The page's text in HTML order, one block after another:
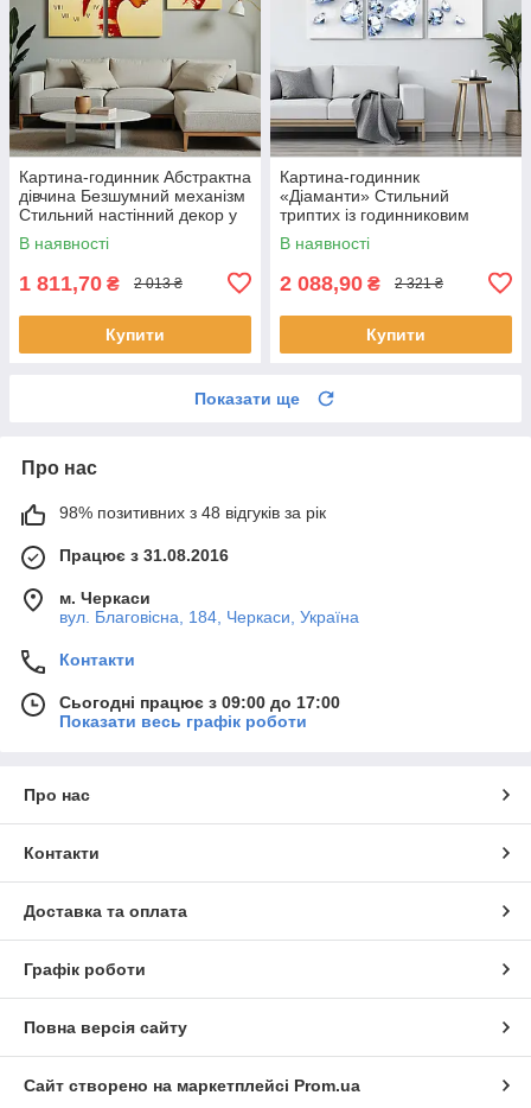
Картина-годинник Абстрактна
дівчина Безшумний механізм
Стильний настінний декор у
сучасному інтер’єрі
В наявності
1 811,70 ₴ 2 013 ₴
Купити
Картина-годинник
«Діаманти» Cтильний
триптих із годинниковим
механізмом Cучасний
настінний декор у світлих
В наявності
2 088,90 ₴ 2 321 ₴
Купити
Показати ще
Про нас
98% позитивних з 48 відгуків за рік
Працює з 31.08.2016
м. Черкаси
вул. Благовісна, 184, Черкаси, Україна
Контакти
Сьогодні працює з 09:00 до 17:00
Показати весь графік роботи
Про нас
Контакти
Доставка та оплата
Графік роботи
Повна версія сайту
Сайт створено на маркетплейсі Prom.ua